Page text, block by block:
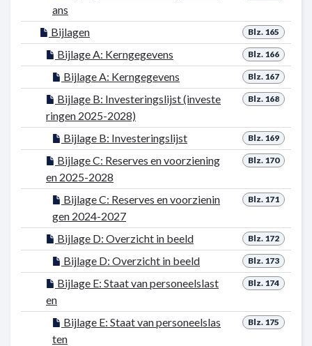
ans
Blz. 165
Bijlagen
Blz. 166
Bijlage A: Kerngegevens
Blz. 167
Bijlage A: Kerngegevens
Blz. 168
Bijlage B: Investeringslijst (investe
ringen 2025-2028)
Blz. 169
Bijlage B: Investeringslijst
Blz. 170
Bijlage C: Reserves en voorziening
en 2025-2028
Blz. 171
Bijlage C: Reserves en voorzienin
gen 2024-2027
Blz. 172
Bijlage D: Overzicht in beeld
Blz. 173
Bijlage D: Overzicht in beeld
Blz. 174
Bijlage E: Staat van personeelslast
en
Blz. 175
Bijlage E: Staat van personeelslas
ten